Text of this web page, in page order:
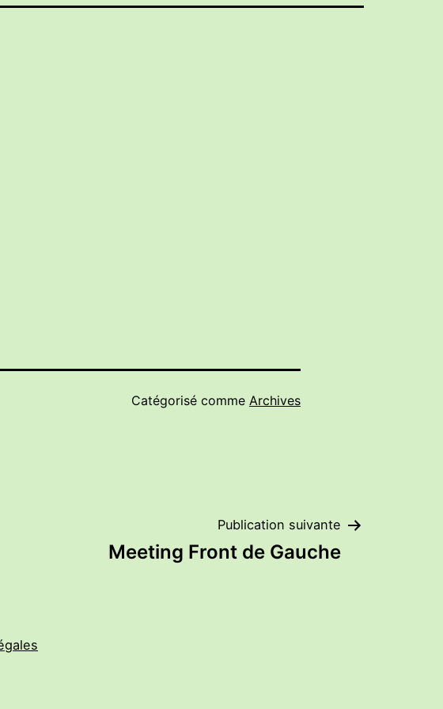
Catégorisé comme Archives
Publication suivante
Meeting Front de Gauche